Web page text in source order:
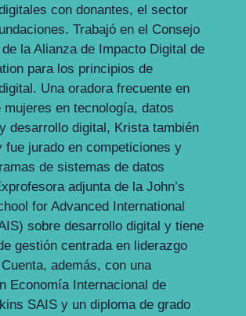
con donantes, el sector
Trabajó en el Consejo
la Alianza de Impacto Digital de
para los principios de
Una oradora frecuente en
mujeres en tecnología, datos
desarrollo digital, Krista también
fue jurado en competiciones y
de sistemas de datos
adjunta de la John’s
for Advanced International
sobre desarrollo digital y tiene
gestión centrada en liderazgo
además, con una
Economía Internacional de
SAIS y un diploma de grado